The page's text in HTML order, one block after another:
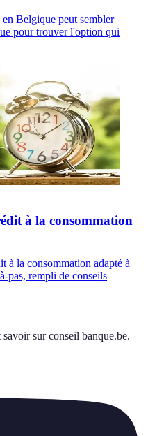
Belgique peut sembler
pour trouver l'option qui
à la consommation
à la consommation adapté à
pas, rempli de conseils
savoir sur conseil banque.be.